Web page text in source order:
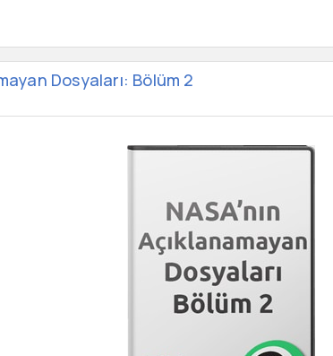
Dosyaları: Bölüm 2